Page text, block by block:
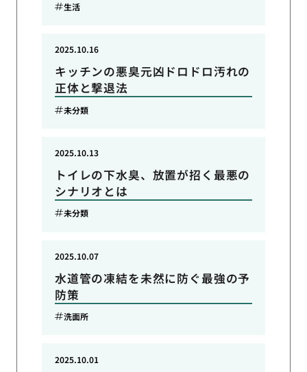
生活
キッチンの悪臭元凶ドロドロ汚れの
正体と撃退法
2025.10.16
未分類
トイレの下水臭、放置が招く最悪の
シナリオとは
2025.10.13
未分類
水道管の凍結を未然に防ぐ最強の予
防策
2025.10.07
洗面所
2025.10.01